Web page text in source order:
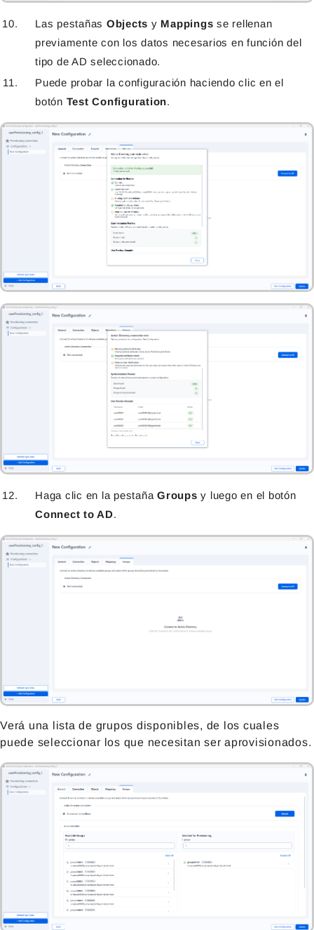
Las pestañas Objects y Mappings se rellenan
previamente con los datos necesarios en función del
tipo de AD seleccionado.
Puede probar la configuración haciendo clic en el
botón Test Configuration.
Haga clic en la pestaña Groups y luego en el botón
Connect to AD.
Verá una lista de grupos disponibles, de los cuales
puede seleccionar los que necesitan ser aprovisionados.